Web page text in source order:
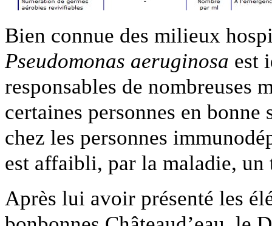
Bien connue des milieux
Pseudomonas aeruginosa est
responsables de nombreuses
certaines personnes en
chez les personnes
est affaibli, par la maladie, un
Après lui avoir présenté les